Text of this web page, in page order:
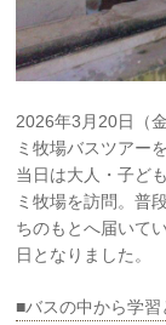
2026年3月20日（
ミ牧場バスツアー
当日は大人・子ど
ミ牧場を訪問。普
ちのもとへ届いて
日となりました。
■バスの中から学習